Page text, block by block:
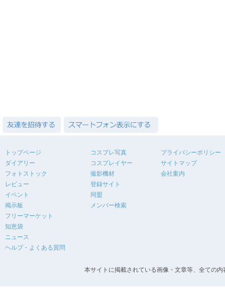
トップページ
ダイアリー
フォトストック
レビュー
イベント
掲示板
フリーマーケット
知恵袋
ニュース
ヘルプ・よくある質問
コスプレ写真
コスプレイヤー
撮影機材
登録サイト
同盟
メンバー検索
プライバシーポリシー
サイトマップ
会社案内
本サイトに掲載されている画像・文章等、全ての